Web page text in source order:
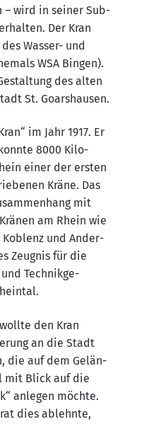
– wird in sei­ner Sub­
Der Kran
Was­ser- und
WSA Bin­gen).
des alten
St. Goarshausen.
im Jahr 1917. Er
8000 Kilo­
einer der ers­ten
Krä­ne. Das
mit
am Rhein wie
Koblenz und Ander­
Zeug­nis für die
Tech­nik­ge­
den Kran
an die Stadt
die auf dem Gelän­
mit Blick auf die
anle­gen möch­te.
dies ablehn­te,